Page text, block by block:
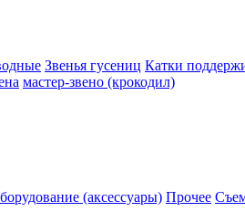
Звенья гусениц Катки
мастер-звено (крокодил)
(аксессуары) Прочее